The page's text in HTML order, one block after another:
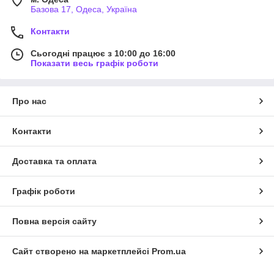
Базова 17, Одеса, Україна
Контакти
Сьогодні працює з 10:00 до 16:00
Показати весь графік роботи
Про нас
Контакти
Доставка та оплата
Графік роботи
Повна версія сайту
Сайт створено на маркетплейсі Prom.ua